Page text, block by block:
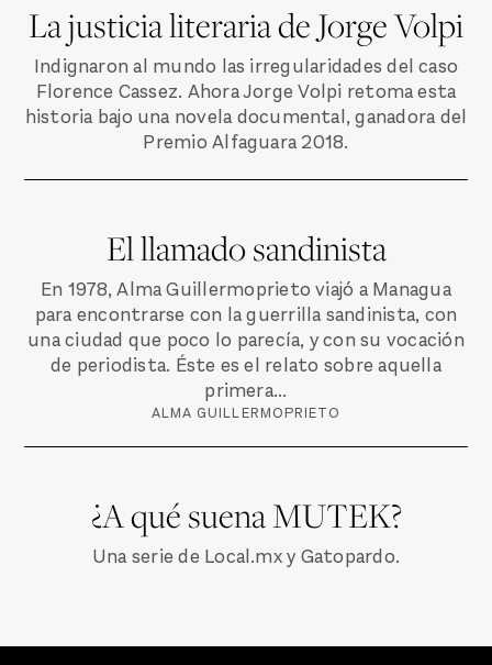
La justicia literaria de Jorge Volpi
Indignaron al mundo las irregularidades del caso
Florence Cassez. Ahora Jorge Volpi retoma esta
historia bajo una novela documental, ganadora del
Premio Alfaguara 2018.
El llamado sandinista
En 1978, Alma Guillermoprieto viajó a Managua
para encontrarse con la guerrilla sandinista, con
una ciudad que poco lo parecía, y con su vocación
de periodista. Éste es el relato sobre aquella
primera...
ALMA GUILLERMOPRIETO
¿A qué suena MUTEK?
Una serie de Local.mx y Gatopardo.